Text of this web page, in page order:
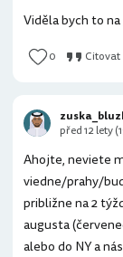
Viděla bych to
0 Citovat
Ahojte, neviete
viedne/prahy/
približne na 2
augusta
alebo do NY a
před 12 lety